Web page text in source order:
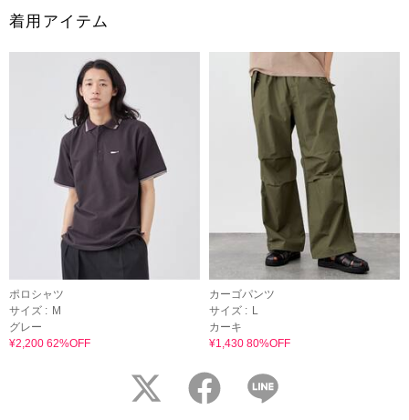
着用アイテム
ポロシャツ
サイズ : M
グレー
¥2,200 62%OFF
カーゴパンツ
サイズ : L
カーキ
¥1,430 80%OFF
twitter facebook